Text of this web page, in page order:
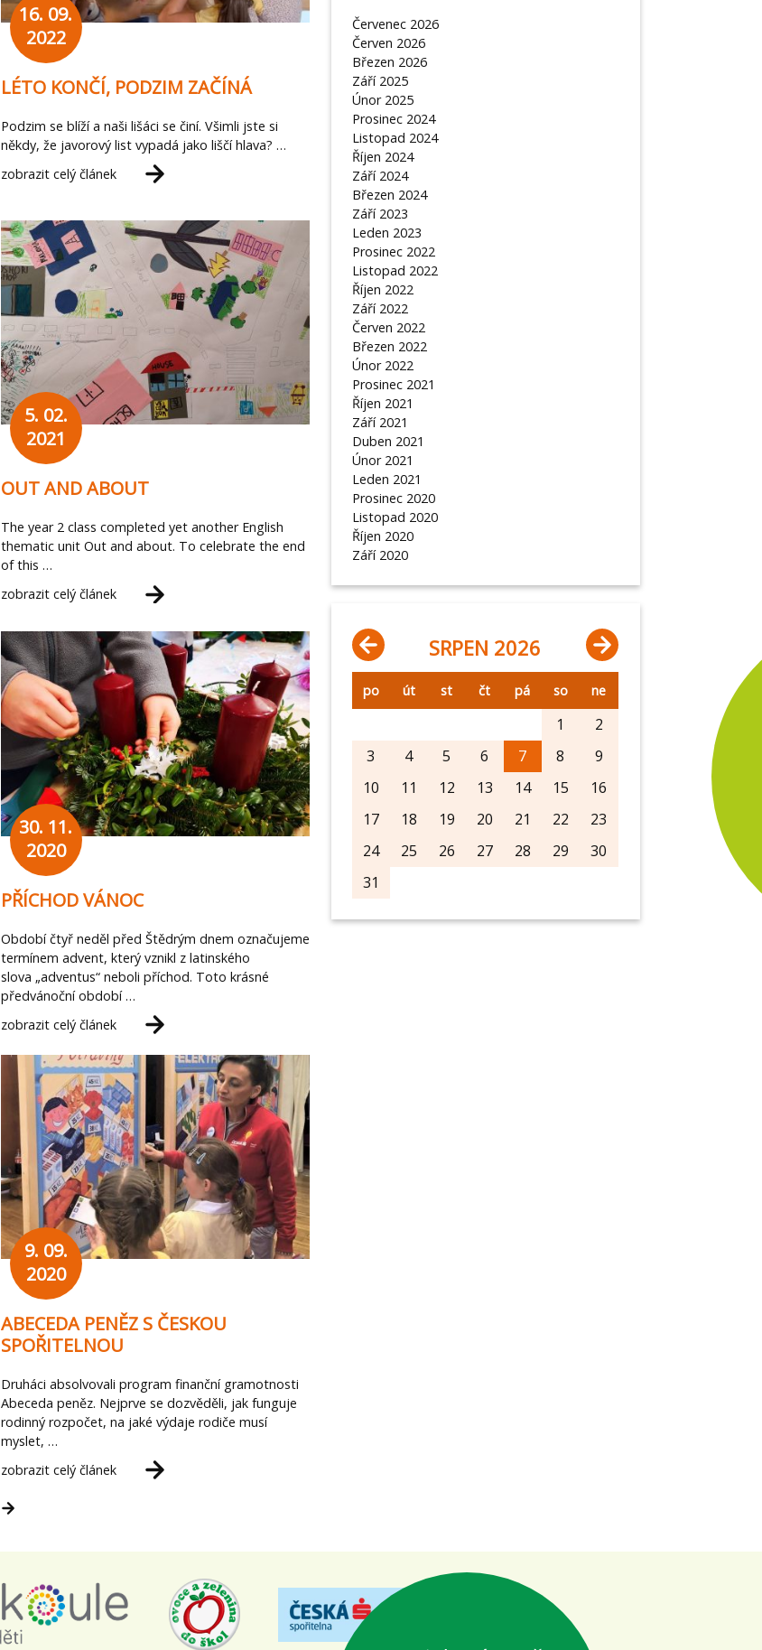
16. 09.
2022
LÉTO KONČÍ, PODZIM ZAČÍNÁ
Podzim se blíží a naši lišáci se činí. Všimli jste si
někdy, že javorový list vypadá jako liščí hlava? …
zobrazit celý článek
5. 02.
2021
OUT AND ABOUT
The year 2 class completed yet another English
thematic unit Out and about. To celebrate the end
of this …
zobrazit celý článek
30. 11.
2020
PŘÍCHOD VÁNOC
Období čtyř neděl před Štědrým dnem označujeme
termínem advent, který vznikl z latinského
slova „adventus“ neboli příchod. Toto krásné
předvánoční období …
zobrazit celý článek
9. 09.
2020
ABECEDA PENĚZ S ČESKOU
SPOŘITELNOU
Druháci absolvovali program finanční gramotnosti
Abeceda peněz. Nejprve se dozvěděli, jak funguje
rodinný rozpočet, na jaké výdaje rodiče musí
myslet, …
zobrazit celý článek
Červenec 2026
Červen 2026
Březen 2026
Září 2025
Únor 2025
Prosinec 2024
Listopad 2024
Říjen 2024
Září 2024
Březen 2024
Září 2023
Leden 2023
Prosinec 2022
Listopad 2022
Říjen 2022
Září 2022
Červen 2022
Březen 2022
Únor 2022
Prosinec 2021
Říjen 2021
Září 2021
Duben 2021
Únor 2021
Leden 2021
Prosinec 2020
Listopad 2020
Říjen 2020
Září 2020
SRPEN 2026
po út st čt pá so ne
1
2
3
4 5 6 7 8
9
10
11 12 13 14 15
16
17
18 19 20 21 22
23
24
25 26 27 28 29
30
31